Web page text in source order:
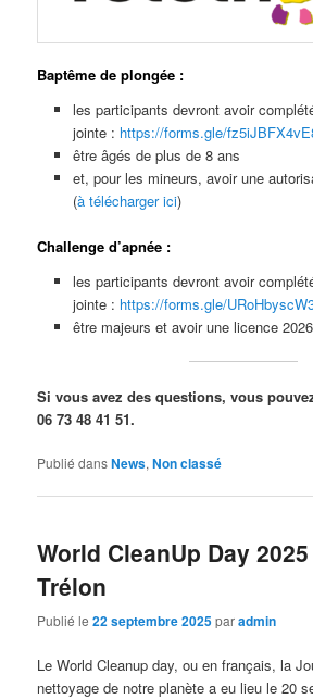
Baptême de plongée :
les participants devront avoir
jointe : https://forms.gle/
être âgés de plus de 8 ans
et, pour les mineurs, avoir une
(à télécharger ici)
Challenge d’apnée :
les participants devront avoir
jointe : https://forms.gle/
être majeurs et avoir une licence
Si vous avez des questions, vous
06 73 48 41 51.
Publié dansNews,Non classé
World CleanUp Day
Trélon
Publié le22 septembre 2025paradmin
Le World Cleanup day, ou en français, la
nettoyage de notre planète a eu lieu le 20